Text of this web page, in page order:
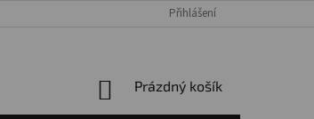
Přihlášení
NÁKUPNÍ
Prázdný košík